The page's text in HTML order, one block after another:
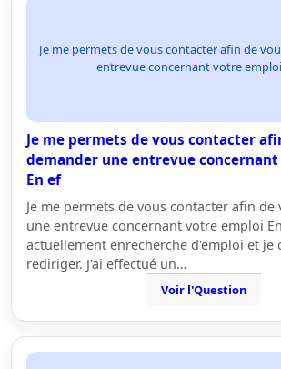
Je me permets de vous contacter afin de
entrevue concernant votre
Je me permets de vous contacter
demander une entrevue
En ef
Je me permets de vous contacter afin de
une entrevue concernant votre emploi
actuellement enrecherche d'emploi et je
rediriger. J'ai effectué un…
Voir l'Question